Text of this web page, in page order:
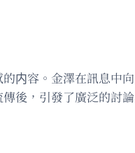
内容。金澤在訊息中
後，引發了廣泛的討論